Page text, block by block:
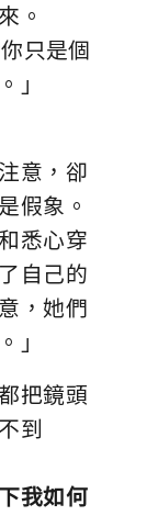
。
只是個
」
意，卻
假象。
悉心穿
自己的
，她們
」
把鏡頭
到
我如何